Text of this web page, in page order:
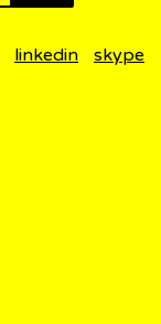
linkedin skype